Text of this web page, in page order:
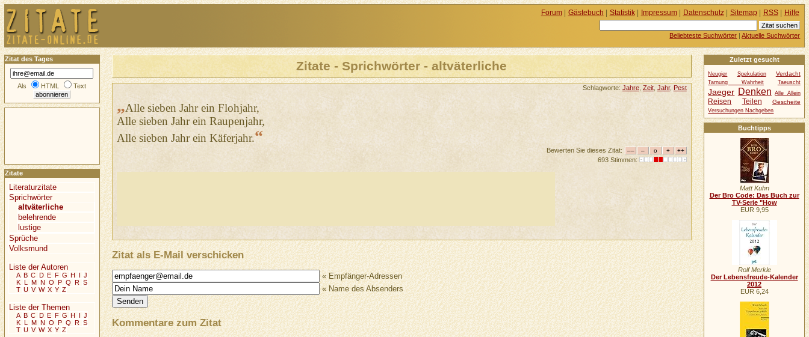
Zitate - Sprichwörter - altväterliche
Schlagworte: Jahre, Zeit, Jahr, Pest
„Alle sieben Jahr ein Flohjahr,
Alle sieben Jahr ein Raupenjahr,
Alle sieben Jahr ein Käferjahr.“
Bewerten Sie dieses Zitat:
693 Stimmen:
Zitat als E-Mail verschicken
« Empfänger-Adressen
« Name des Absenders
Kommentare zum Zitat
Zuletzt gesucht
Neugier Spekulation Verdacht
Tarnung Wahrheit Taeuscht
Jaeger Denken Alle Allein
Reisen Teilen Gescheite
Versuchungen Nachgeben
Buchtipps
Matt Kuhn
Der Bro Code: Das Buch zur
TV-Serie "How
EUR 9,95
Rolf Merkle
Der Lebensfreude-Kalender
2012
EUR 6,24
Zitat des Tages
Als HTML Text
Zitate
Literaturzitate
Sprichwörter
altväterliche
belehrende
lustige
Sprüche
Volksmund
Liste der Autoren
A B C D E F G H I J
K L M N O P Q R S
T U V W X Y Z
Liste der Themen
A B C D E F G H I J
K L M N O P Q R S
T U V W X Y Z
Forum| Gästebuch | Statistik| Impressum| Datenschutz| Sitemap| RSS| Hilfe
Beliebteste Suchwörter |Aktuelle Suchwörter